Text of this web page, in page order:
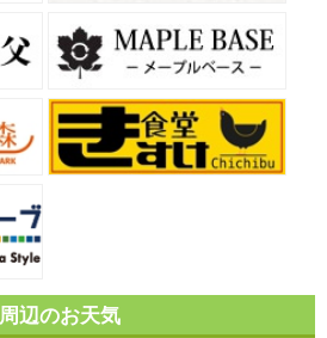
周辺のお天気